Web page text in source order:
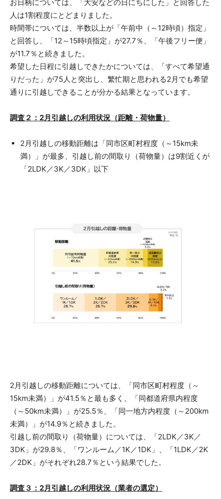
お日柄については、「大安などの日にちにした」と回答した
人は1割程度にとどまりました。
時間帯については、半数以上が「午前中（～12時頃）指定」
と回答し、「12～15時頃指定」が27.7％、「午後フリー便」
が11.7％と続きました。
希望した日程に引越しできたかについては、「すべて希望通
りだった」が75人と突出し、繁忙期と思われる2月でも希望
通りに引越しできることが分かる結果となっています。
調査２：2月引越しの利用状況（距離・荷物量）
2月引越しの移動距離は「同市区町村程度（～15km未
満）」が最多、引越し前の間取り（荷物量）は9割近くが
「2LDK／3K／3DK」以下
2月引越しの移動距離については、「同市区町村程度（～
15km未満）」が41.5％と最も多く、「同都道府県内程度
（～50km未満）」が25.5％、「同一地方内程度（～200km
未満）」が14.9％と続きました。
引越し前の間取り（荷物量）については、「2LDK／3K／
3DK」が29.8％、「ワンルーム／1K／1DK」、「1LDK／2K
／2DK」がそれぞれ28.7％という結果でした。
調査３：2月引越しの利用状況（業者の選定）